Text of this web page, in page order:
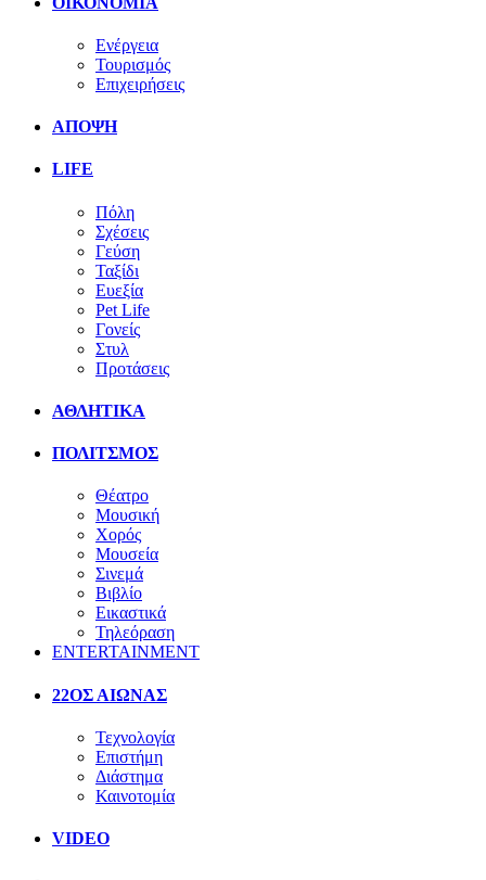
Ενέργεια
Τουρισμός
Επιχειρήσεις
ΑΠΟΨΗ
LIFE
Πόλη
Σχέσεις
Γεύση
Ταξίδι
Ευεξία
Pet Life
Γονείς
Στυλ
Προτάσεις
ΑΘΛΗΤΙΚΑ
ΠΟΛΙΤΣΜΟΣ
Θέατρο
Μουσική
Χορός
Μουσεία
Σινεμά
Βιβλίο
Εικαστικά
Τηλεόραση
ENTERTAINMENT
22ΟΣ ΑΙΩΝΑΣ
Τεχνολογία
Επιστήμη
Διάστημα
Καινοτομία
VIDEO